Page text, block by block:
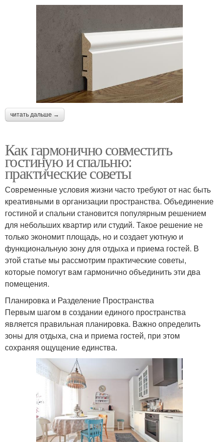
читать дальше →
Как гармонично совместить
гостиную и спальню:
практические советы
Современные условия жизни часто требуют от нас быть
креативными в организации пространства. Объединение
гостиной и спальни становится популярным решением
для небольших квартир или студий. Такое решение не
только экономит площадь, но и создает уютную и
функциональную зону для отдыха и приема гостей. В
этой статье мы рассмотрим практические советы,
которые помогут вам гармонично объединить эти два
помещения.
Планировка и Разделение Пространства
Первым шагом в создании единого пространства
является правильная планировка. Важно определить
зоны для отдыха, сна и приема гостей, при этом
сохраняя ощущение единства.